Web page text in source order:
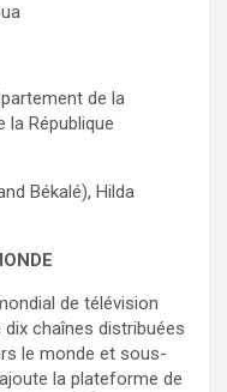
de la
République
Békalé), Hilda
de télévision
chaînes distribuées
le monde et sous-
la plateforme de